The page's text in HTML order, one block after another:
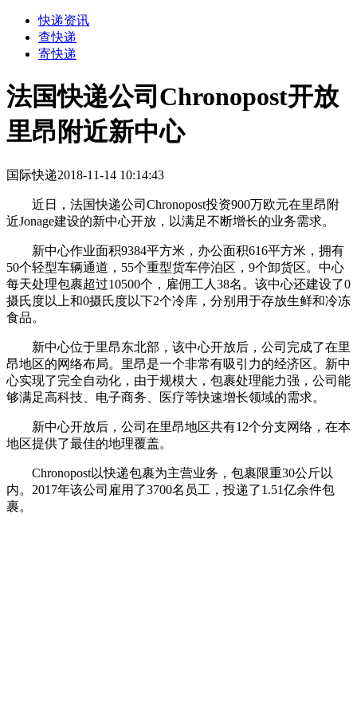
快递资讯
查快递
寄快递
法国快递公司Chronopost开放
里昂附近新中心
国际快递2018-11-14 10:14:43
近日，法国快递公司Chronopost投资900万欧元在里昂附
近Jonage建设的新中心开放，以满足不断增长的业务需求。
新中心作业面积9384平方米，办公面积616平方米，拥有
50个轻型车辆通道，55个重型货车停泊区，9个卸货区。中心
每天处理包裹超过10500个，雇佣工人38名。该中心还建设了0
摄氏度以上和0摄氏度以下2个冷库，分别用于存放生鲜和冷冻
食品。
新中心位于里昂东北部，该中心开放后，公司完成了在里
昂地区的网络布局。里昂是一个非常有吸引力的经济区。新中
心实现了完全自动化，由于规模大，包裹处理能力强，公司能
够满足高科技、电子商务、医疗等快速增长领域的需求。
新中心开放后，公司在里昂地区共有12个分支网络，在本
地区提供了最佳的地理覆盖。
Chronopost以快递包裹为主营业务，包裹限重30公斤以
内。2017年该公司雇用了3700名员工，投递了1.51亿余件包
裹。